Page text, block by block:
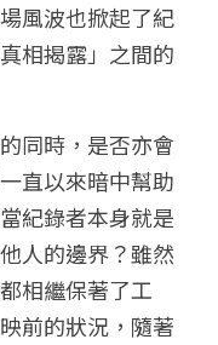
風波也掀起了紀
相揭露」之間的
同時，是否亦會
直以來暗中幫助
紀錄者本身就是
人的邊界？雖然
相繼保著了工
前的狀況，隨著